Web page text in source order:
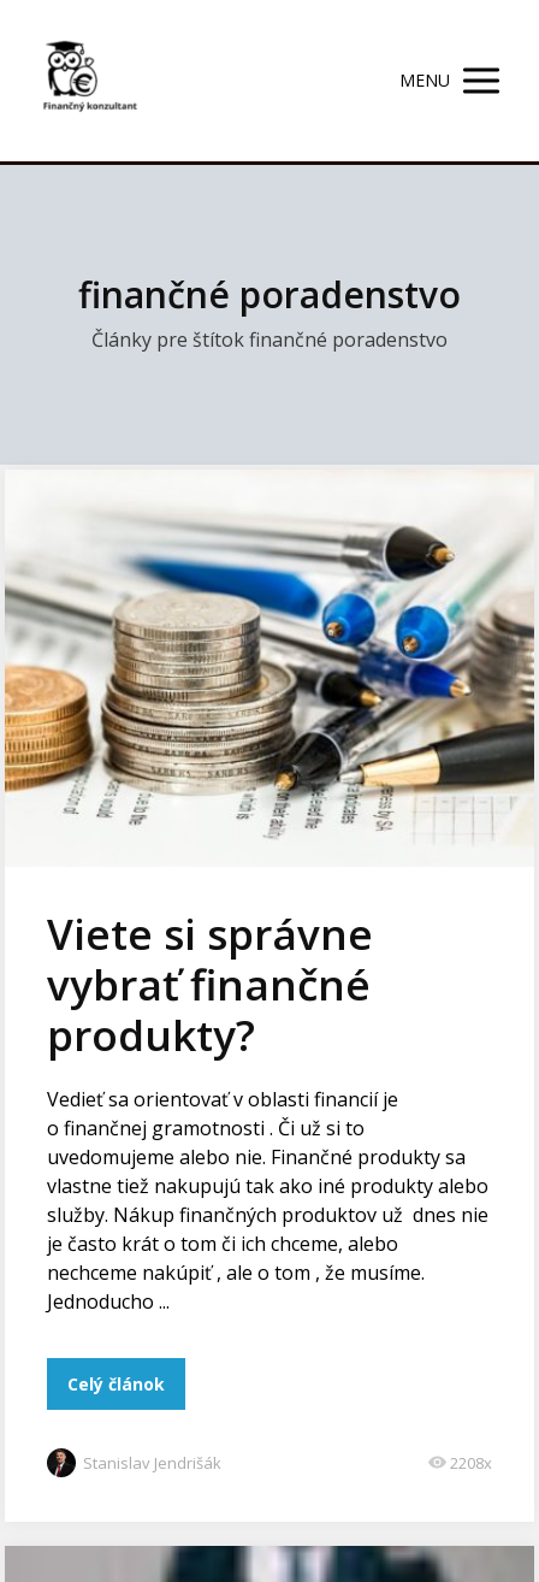
MENU
finančné poradenstvo
Články pre štítok finančné poradenstvo
Viete si správne
vybrať finančné
produkty?
Vedieť sa orientovať v oblasti financií je
o finančnej gramotnosti . Či už si to
uvedomujeme alebo nie. Finančné produkty sa
vlastne tiež nakupujú tak ako iné produkty alebo
služby. Nákup finančných produktov už dnes nie
je často krát o tom či ich chceme, alebo
nechceme nakúpiť , ale o tom , že musíme.
Jednoducho ...
Celý článok
Stanislav Jendrišák 2208x